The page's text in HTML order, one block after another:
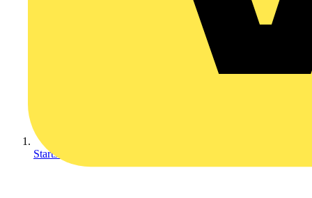
Startseite